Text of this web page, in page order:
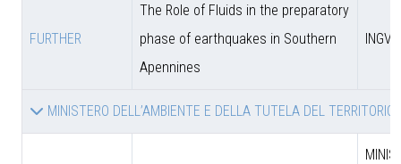
FURTHER
The Role of Fluids in the preparatory
phase of earthquakes in Southern
Apennines
INGV
MINISTERO DELL’AMBIENTE E DELLA TUTELA DEL